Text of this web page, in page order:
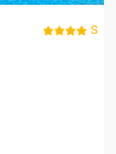
S